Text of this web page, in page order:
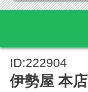
ID:222904
伊勢屋 本店